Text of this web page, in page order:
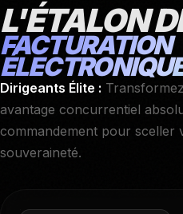
L'ÉTALON
FACTURATION
Dirigeants Élite :
avantage concurrentiel
commandement pour sceller
souveraineté.